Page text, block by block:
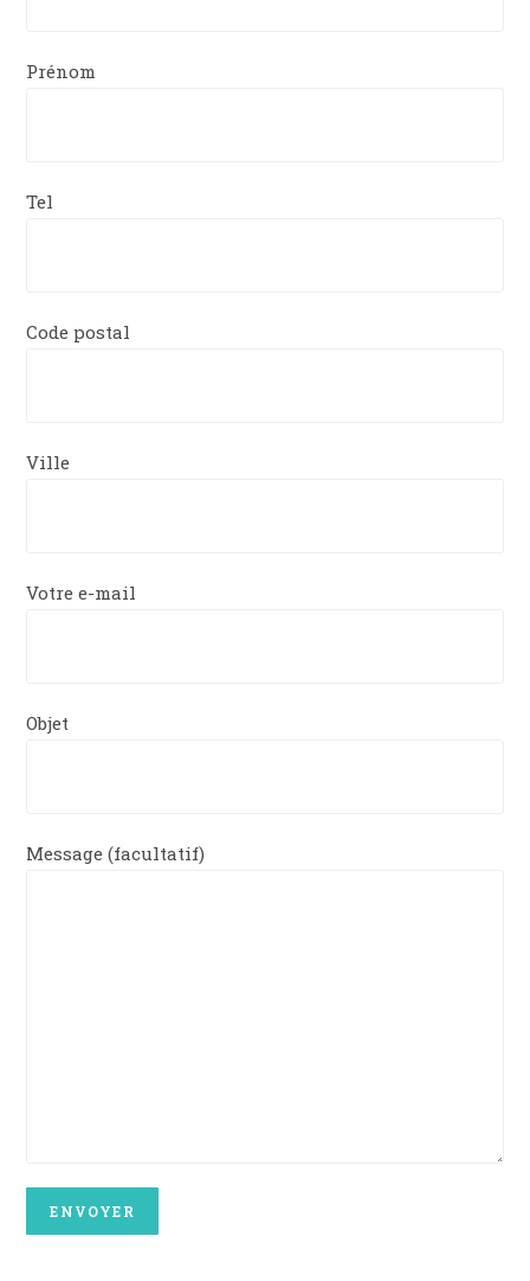
Prénom
Tel
Code postal
Ville
Votre e-mail
Objet
Message (facultatif)